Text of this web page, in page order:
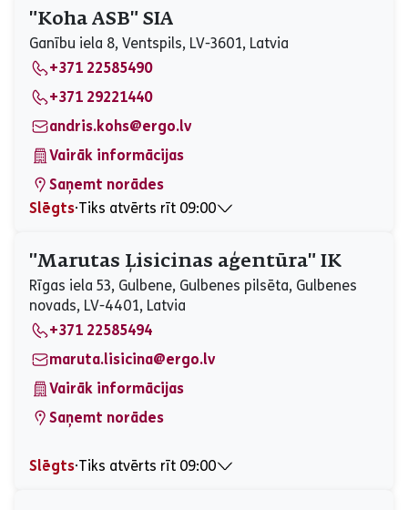
Otrdiena
08:30 - 18:00
Trešdiena
Slēgts
Ceturtdiena
08:30 - 18:00
Piektdiena
08:30 - 17:00
Sestdiena
Slēgts
Svētdiena
"Koha ASB" SIA
Ganību iela 8, Ventspils, LV-3601, Latvia
+371 22585490
+371 29221440
andris.kohs@ergo.lv
Vairāk informācijas
Saņemt norādes
Slēgts⋅Tiks atvērts rīt 09:00
Otrdiena
09:00 - 17:00
Trešdiena
09:00 - 17:00
Ceturtdiena
09:00 - 17:00
Piektdiena
09:00 - 17:00
Sestdiena
Slēgts
Svētdiena
Slēgts
"Marutas Ļisicinas aģentūra" IK
Rīgas iela 53, Gulbene, Gulbenes pilsēta, Gulbenes
novads, LV-4401, Latvia
+371 22585494
maruta.lisicina@ergo.lv
Vairāk informācijas
Saņemt norādes
Slēgts⋅Tiks atvērts rīt 09:00